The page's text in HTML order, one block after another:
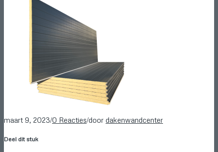
maart 9, 2023/0 Reacties/door dakenwandcenter
Deel dit stuk